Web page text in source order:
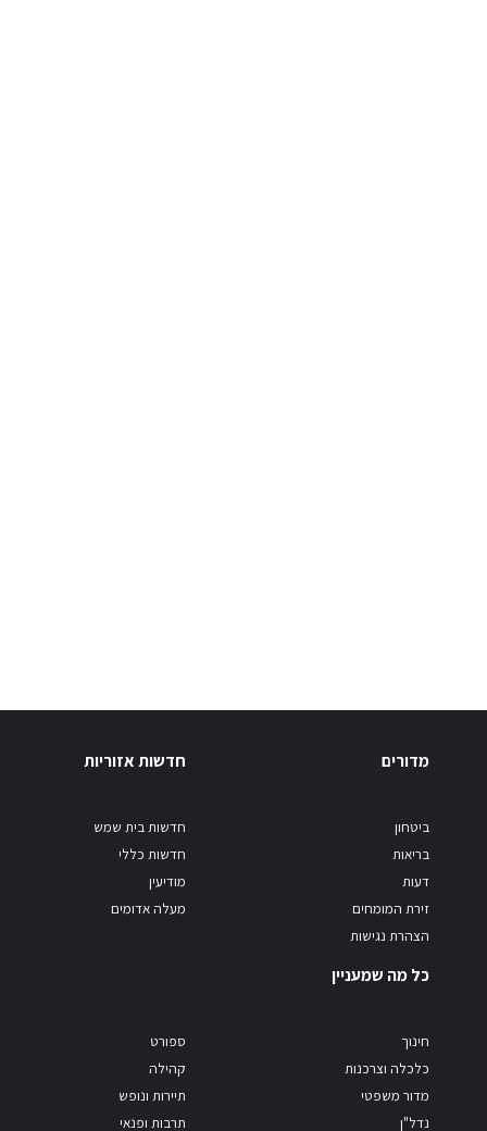
מדורים
ביטחון
בריאות
דעות
זירת המומחים
הצהרת נגישות
חדשות אזוריות
חדשות בית שמש
חדשות כללי
מודיעין
מעלה אדומים
כל מה שמעניין
חינוך
כלכלה וצרכנות
מדור משפטי
נדל"ן
ספורט
קהילה
תיירות ונופש
תרבות ופנאי